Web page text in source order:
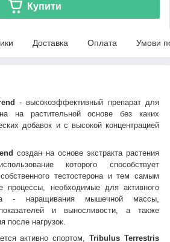
Купити
Доставка Оплата Умови
- высокоэффективный препарат для
на растительной основе без каких
добавок и с высокой концентрацией
создан на основе экстракта растения
которого способствует
тестостерона и тем самым
процессы, необходимые для активного
- наращивания мышечной массы,
и выносливости, а также
после нагрузок.
активно спортом,Tribulus Terrestris